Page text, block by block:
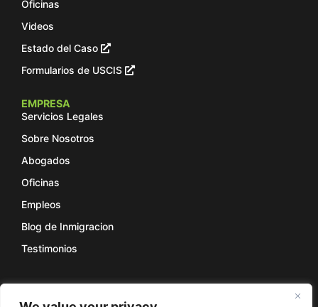
Oficinas
Videos
Estado del Caso
Formularios de USCIS
EMPRESA
Servicios Legales
Sobre Nosotros
Abogados
Oficinas
Empleos
Blog de Inmigracion
Testimonios